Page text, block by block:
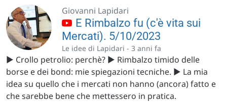
Giovanni Lapidari
E Rimbalzo fu (c'è vita sui
Mercati). 5/10/2023
Le idee di Lapidari - 3 anni fa
▶️ Crollo petrolio: perchè? ▶️ Rimbalzo timido delle
borse e dei bond: mie spiegazioni tecniche. ▶️ La mia
idea su quello che i mercati non hanno (ancora) fatto e
che sarebbe bene che mettessero in pratica.